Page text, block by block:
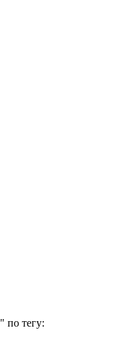
по тегу: